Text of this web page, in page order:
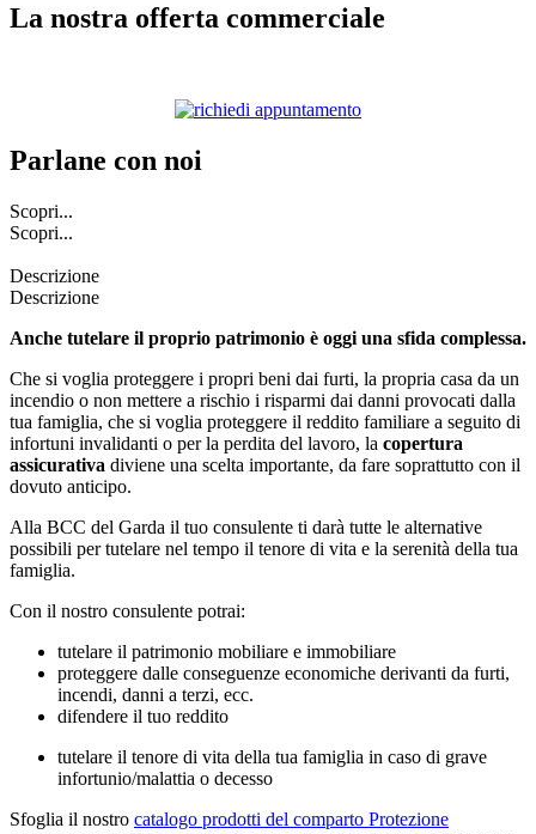
La nostra offerta commerciale
Parlane con noi
Scopri...
Scopri...
Descrizione
Descrizione
Anche tutelare il proprio patrimonio è oggi una sfida complessa.
Che si voglia proteggere i propri beni dai furti, la propria casa da un
incendio o non mettere a rischio i risparmi dai danni provocati dalla
tua famiglia, che si voglia proteggere il reddito familiare a seguito di
infortuni invalidanti o per la perdita del lavoro, la copertura
assicurativa diviene una scelta importante, da fare soprattutto con il
dovuto anticipo.
Alla BCC del Garda il tuo consulente ti darà tutte le alternative
possibili per tutelare nel tempo il tenore di vita e la serenità della tua
famiglia.
Con il nostro consulente potrai:
tutelare il patrimonio mobiliare e immobiliare
proteggere dalle conseguenze economiche derivanti da furti,
incendi, danni a terzi, ecc.
difendere il tuo reddito
tutelare il tenore di vita della tua famiglia in caso di grave
infortunio/malattia o decesso
Sfoglia il nostro catalogo prodotti del comparto Protezione